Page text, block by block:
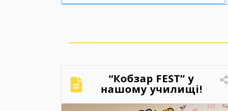
“Кобзар FEST” у
нашому училищі!